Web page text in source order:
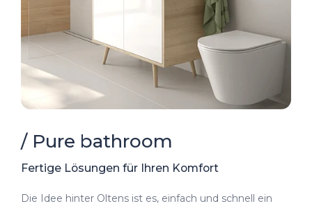
/ Pure bathroom
Fertige Lösungen für Ihren Komfort
Die Idee hinter Oltens ist es, einfach und schnell ein